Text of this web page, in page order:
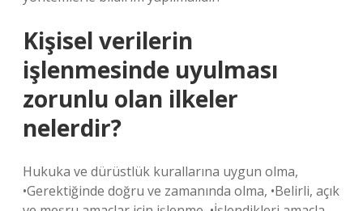
Kişisel verilerin
işlenmesinde uyulması
zorunlu olan ilkeler
nelerdir?
Hukuka ve dürüstlük kurallarına uygun olma,
•Gerektiğinde doğru ve zamanında olma, •Belirli, açık